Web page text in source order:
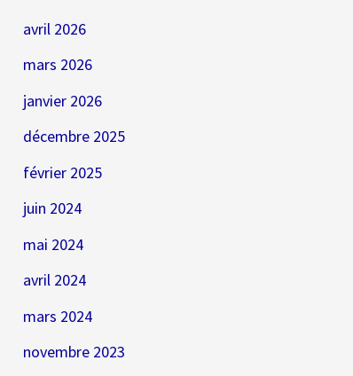
avril 2026
mars 2026
janvier 2026
décembre 2025
février 2025
juin 2024
mai 2024
avril 2024
mars 2024
novembre 2023